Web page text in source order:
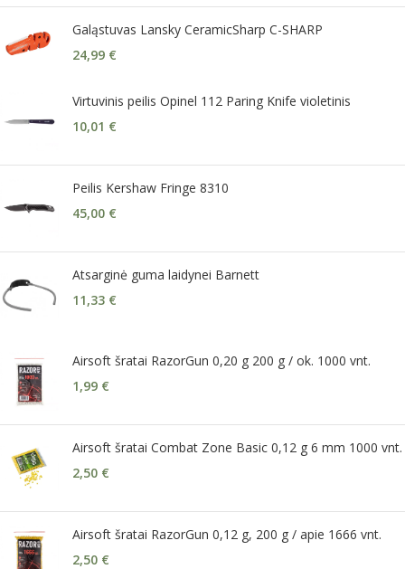
Galąstuvas Lansky CeramicSharp C-SHARP
24,99 €
Virtuvinis peilis Opinel 112 Paring Knife violetinis
10,01 €
Peilis Kershaw Fringe 8310
45,00 €
Atsarginė guma laidynei Barnett
11,33 €
Airsoft šratai RazorGun 0,20 g 200 g / ok. 1000 vnt.
1,99 €
Airsoft šratai Combat Zone Basic 0,12 g 6 mm 1000 vnt.
2,50 €
Airsoft šratai RazorGun 0,12 g, 200 g / apie 1666 vnt.
2,50 €